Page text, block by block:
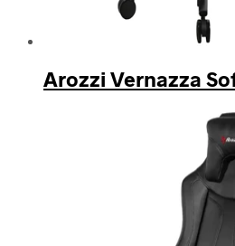
Arozzi Vernazza